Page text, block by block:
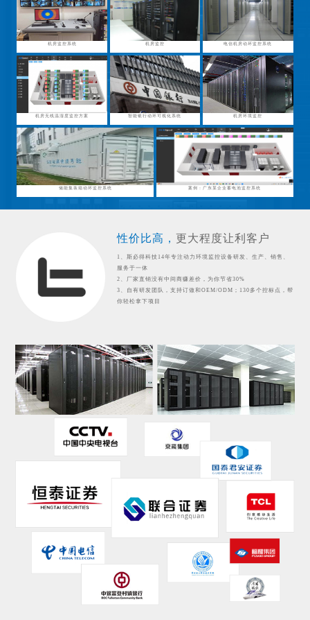
机房监控系统 机房监控 电信机房动环监控系统
机房无线温湿度监控方案 智能银行动环可视化系统 机房环境监控
储能集装箱动环监控系统 案例：广东某企业蓄电池监控系统
性价比高， 更大程度让利客户
1、斯必得科技14年专注动力环境监控设备研发、生产、销售、
服务于一体
2、厂家直销没有中间商赚差价，为你节省30%
3、自有研发团队，支持订做和OEM/ODM；130多个控标点，帮
你轻松拿下项目